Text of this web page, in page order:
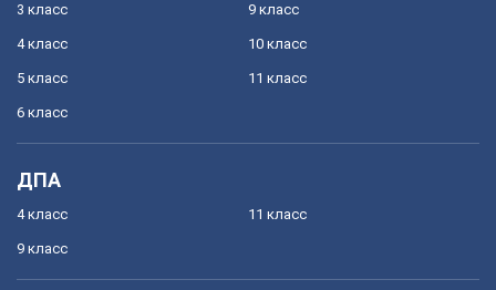
3 класс
4 класс
5 класс
6 класс
9 класс
10 класс
11 класс
ДПА
4 класс
9 класс
11 класс